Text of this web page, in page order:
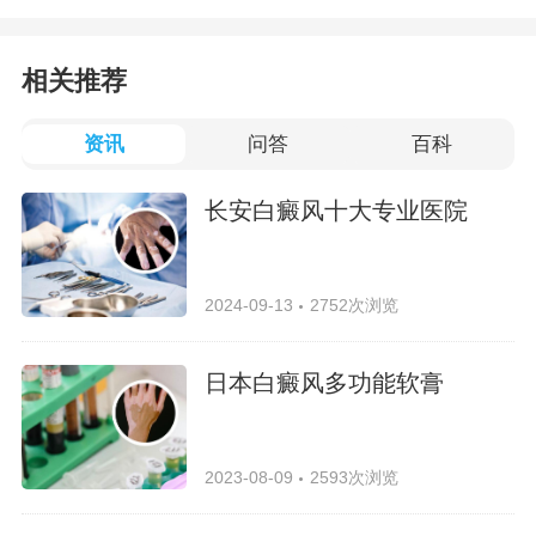
相关推荐
资讯 问答 百科
长安白癜风十大专业医院
2024-09-13 2752次浏览
日本白癜风多功能软膏
2023-08-09 2593次浏览